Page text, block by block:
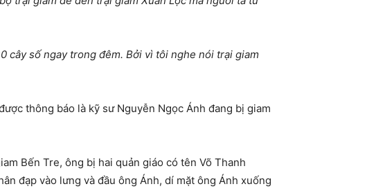
cây số ngay trong đêm. Bởi vì tôi nghe nói trại giam
thông báo là kỹ sư Nguyễn Ngọc Ánh đang bị giam
Bến Tre, ông bị hai quản giáo có tên Võ Thanh
đạp vào lưng và đầu ông Ánh, dí mặt ông Ánh xuống